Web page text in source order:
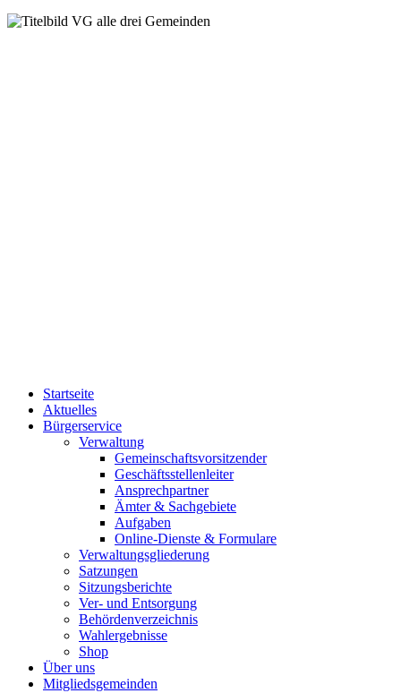
Startseite
Aktuelles
Bürgerservice
Verwaltung
Gemeinschaftsvorsitzender
Geschäftsstellenleiter
Ansprechpartner
Ämter & Sachgebiete
Aufgaben
Online-Dienste & Formulare
Verwaltungsgliederung
Satzungen
Sitzungsberichte
Ver- und Entsorgung
Behördenverzeichnis
Wahlergebnisse
Shop
Über uns
Mitgliedsgemeinden